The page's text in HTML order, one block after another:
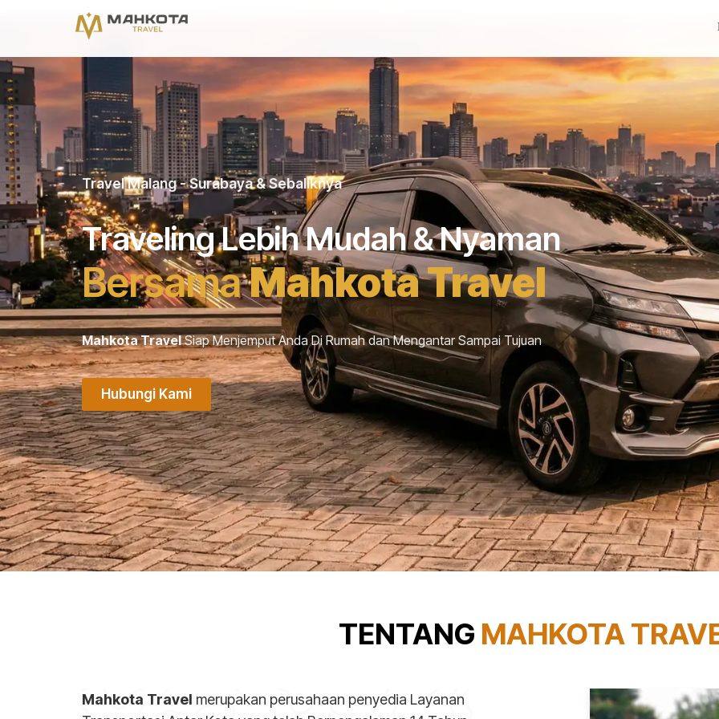
Travel Malang - Surabaya & Sebaliknya
Traveling Lebih Mudah & Nyaman
BersamaMahkota Travel
Mahkota TravelSiap Menjemput Anda Di Rumah dan Mengantar Sampai Tujuan
Hubungi Kami
TENTANG MAHKOTA
Mahkota Travel merupakan perusahaan penyedia Layanan